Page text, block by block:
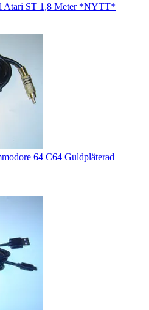
Atari ST 1,8 Meter *NYTT*
64 C64 Guldpläterad